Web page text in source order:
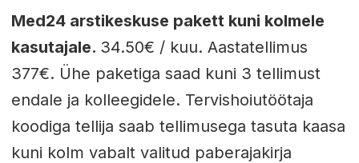
Med24 arstikeskuse pakett kuni kolmele
kasutajale. 34.50€ / kuu. Aastatellimus
377€. Ühe paketiga saad kuni 3 tellimust
endale ja kolleegidele. Tervishoiutöötaja
koodiga tellija saab tellimusega tasuta kaasa
kuni kolm vabalt valitud paberajakirja